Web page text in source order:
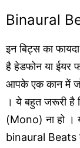
Binaural
इन बिट्स का
है हेडफोन या
आपके एक कान में
। ये बहुत जरूरी है
(Mono) ना हो ।
binaural Beats